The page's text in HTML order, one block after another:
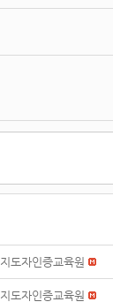
지도자인증교육원
지도자인증교육원